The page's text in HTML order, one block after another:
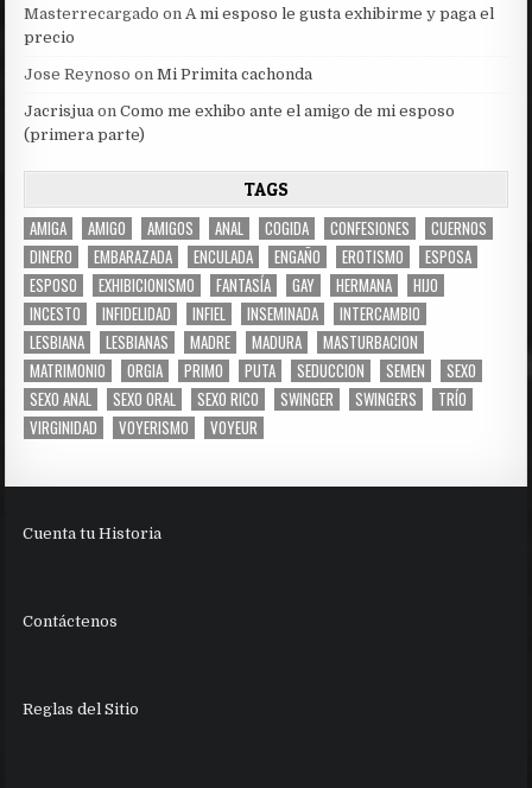
Masterrecargado onA mi esposo le gusta exhibirme y paga el
precio
Jose Reynoso onMi Primita cachonda
Jacrisjua onComo me exhibo ante el amigo de mi esposo
(primera parte)
TAGS
AMIGA AMIGO AMIGOS ANAL COGIDA CONFESIONES
CUERNOS
DINERO
EMBARAZADA ENCULADA ENGAÑO EROTISMO
ESPOSA
ESPOSO
EXHIBICIONISMO FANTASÍA GAY HERMANA
HIJO
INCESTO
INFIDELIDAD INFIEL INSEMINADA
INTERCAMBIO
LESBIANA
LESBIANAS MADRE MADURA
MASTURBACION
MATRIMONIO
ORGIA PRIMO PUTA SEDUCCION SEMEN
SEXO
SEXO ANAL
SEXO ORAL SEXO RICO SWINGER SWINGERS
TRÍO
VIRGINIDAD
VOYERISMO VOYEUR
Cuenta tu Historia
Contáctenos
Reglas del Sitio